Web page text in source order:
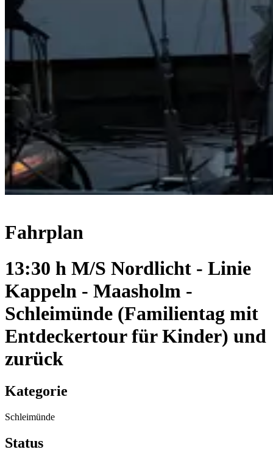
Fahrplan
13:30 h M/S Nordlicht - Linie
Kappeln - Maasholm -
Schleimünde (Familientag mit
Entdeckertour für Kinder) und
zurück
Kategorie
Schleimünde
Status